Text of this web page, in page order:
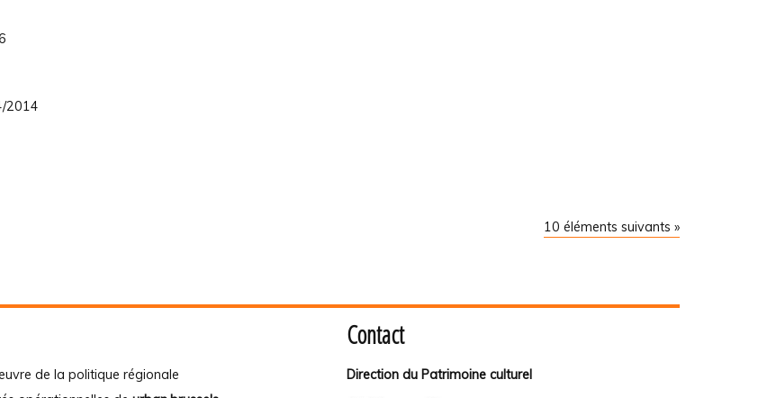
2014
10 éléments suivants »
de la politique régionale
Contact
Direction du Patrimoine culturel